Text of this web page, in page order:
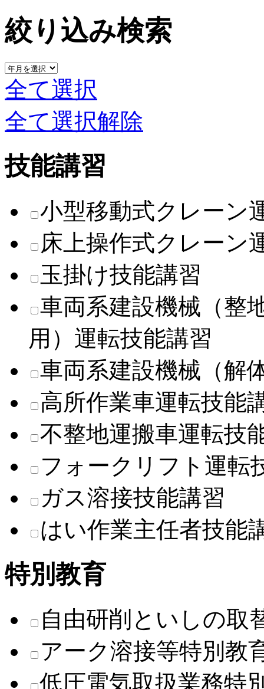
絞り込み検索
全て選択
全て選択解除
技能講習
小型移動式クレーン
床上操作式クレーン
玉掛け技能講習
車両系建設機械（整
用）運転技能講習
車両系建設機械（解
高所作業車運転技能
不整地運搬車運転技
フォークリフト運転
ガス溶接技能講習
はい作業主任者技能
特別教育
自由研削といしの取
アーク溶接等特別教
低圧電気取扱業務特